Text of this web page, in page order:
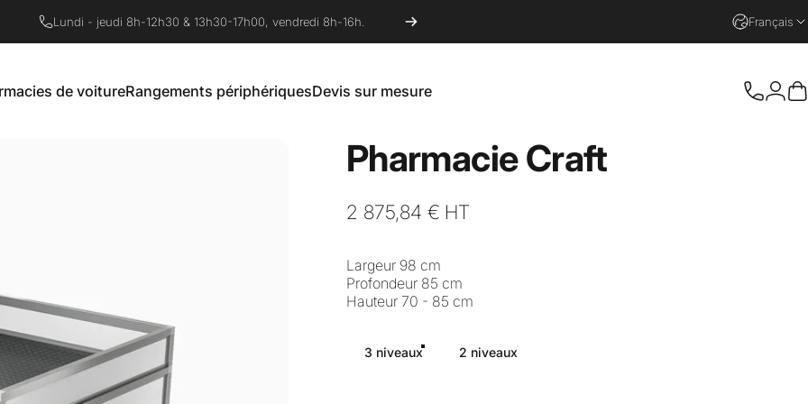
Livraison offerte en France à partir de 500€ Français
de voitureRangements périphériquesDevis sur mesure
PharmacieCraft
2 875,84 € HT
Largeur 98 cm
Profondeur 85 cm
Hauteur 70 - 85 cm
3 niveaux 2 niveaux